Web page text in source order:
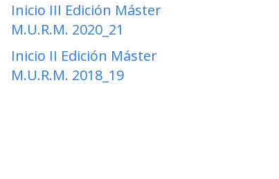
Inicio III Edición Máster
M.U.R.M. 2020_21
Inicio II Edición Máster
M.U.R.M. 2018_19